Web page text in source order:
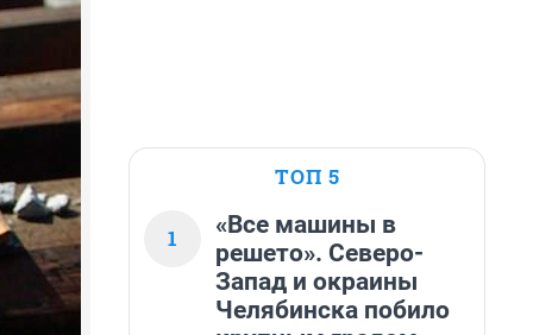
ТОП 5
1
«Все машины в
решето». Северо-
Запад и окраины
Челябинска побило